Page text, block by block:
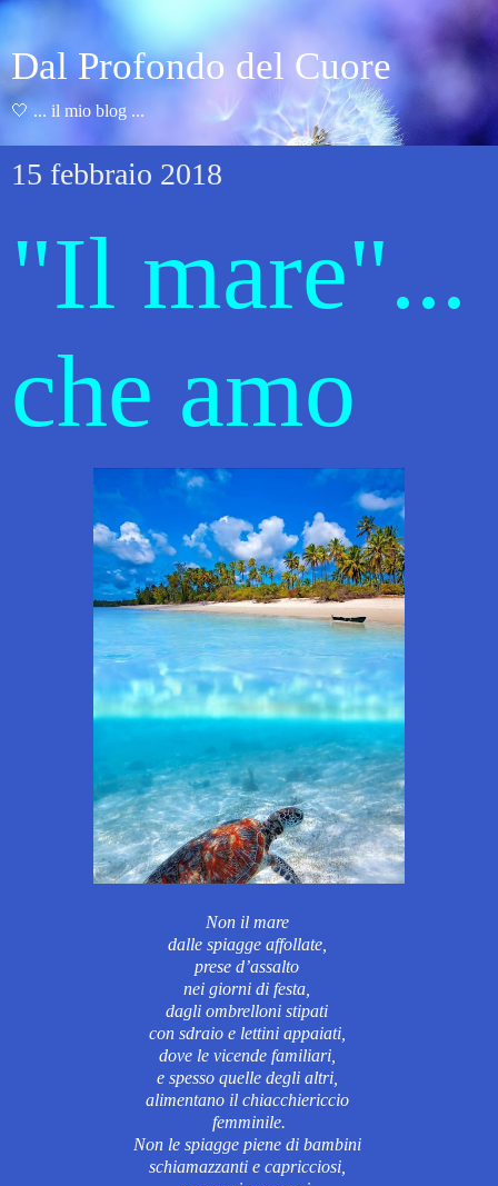
Dal Profondo del Cuore
🤍 ... il mio blog ...
15 febbraio 2018
"Il mare"...
che amo
Nonil mare
dalle spiagge affollate,
prese d’assalto
nei giorni di festa,
dagli ombrelloni stipati
con sdraio e lettini appaiati,
dove le vicende familiari,
e spesso quelle degli altri,
alimentano il chiacchiericcio
femminile.
Non le spiagge piene di bambini
schiamazzanti e capricciosi,